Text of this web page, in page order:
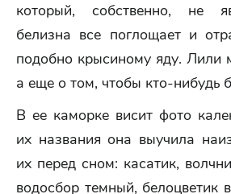
который, собственно, не
белизна все поглощает и
подобно крысиному яду. Лили
а еще о том, чтобы кто-нибудь
В ее каморке висит фото
их названия она выучила
их перед сном: касатик,
водосбор темный, белоцветик